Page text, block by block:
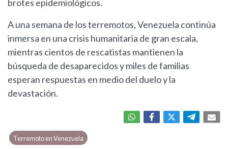
brotes epidemiológicos.
A una semana de los terremotos, Venezuela continúa
inmersa en una crisis humanitaria de gran escala,
mientras cientos de rescatistas mantienen la
búsqueda de desaparecidos y miles de familias
esperan respuestas en medio del duelo y la
devastación.
Terremoto en Venezuela